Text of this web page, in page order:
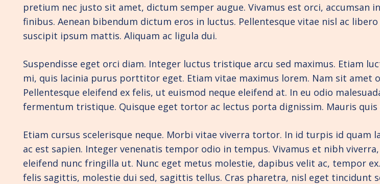
pretium nec justo sit amet, dictum semper augue. Vivamus est orci, accumsan
finibus. Aenean bibendum dictum eros in luctus. Pellentesque vitae nisl ac
suscipit ipsum mattis. Aliquam ac ligula dui.
Suspendisse eget orci diam. Integer luctus tristique arcu sed maximus. Etiam
mi, quis lacinia purus porttitor eget. Etiam vitae maximus lorem. Nam sit amet
Pellentesque eleifend ex felis, ut euismod neque eleifend at. In eu odio
fermentum tristique. Quisque eget tortor ac lectus porta dignissim. Mauris
Etiam cursus scelerisque neque. Morbi vitae viverra tortor. In id turpis id quam
ac est sapien. Integer venenatis tempor odio in tempus. Vivamus et nibh
eleifend nunc fringilla ut. Nunc eget metus molestie, dapibus velit ac, tempor
felis sagittis, molestie dui sed, sagittis tellus. Cras pharetra, nisl eget tincidunt